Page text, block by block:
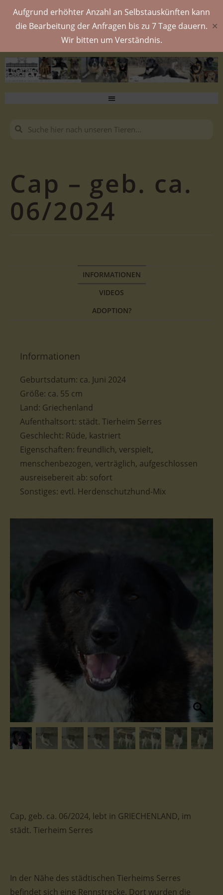
Aufgrund erhöhter Anzahl an Selbstauskünften kann
die Bearbeitung der Anfragen bis zu 7 Tage dauern.
Wir bitten um Verständnis.
✕
Cap – geb. ca.
06/2024
INFORMATIONEN
VIDEOS
ADOPTION?
Informationen
Geburtsdatum: ca. Juni 2024
Größe: ca. 55 cm
Land: Griechenland
Aufenthaltsort: städt. Tierheim Serres
Geschlecht: Rüde, kastriert
Eigenschaften: freundlich, verspielt,
menschenbezogen, verträglich, aufgeschlossen
ausreisebereit ab: sofort
Sonstiges: evtl. Herdenschutzhund-Mix
Cap, geb. ca. 06/2024, lebt in GRIECHENLAND, im
städt. Tierheim Serres
In der Nähe des städtischen Tierheims Serres
befindet sich eine Rennstrecke. Dort wurden die